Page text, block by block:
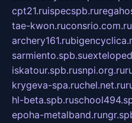
cpt21.ruispecspb.ru
tae-kwon.ruconsrio.com.ru
archery161.ru
sarmiento.spb.su
iskatour.spb.rusnpi.org.ru
krygeva-spa.ruchel.net.ru
hl-beta.spb.ru
epoha-metalband.ru